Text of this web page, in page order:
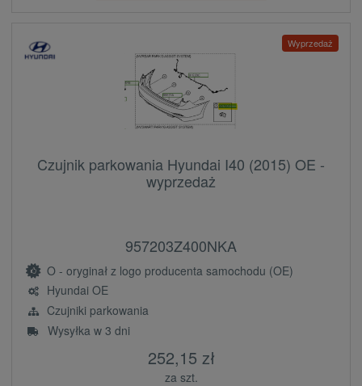
Wyprzedaż
Czujnik parkowania Hyundai I40 (2015) OE -
wyprzedaż
957203Z400NKA
O - oryginał z logo producenta samochodu (OE)
Hyundai OE
Czujniki parkowania
Wysyłka w 3 dni
252,15 zł
za szt.